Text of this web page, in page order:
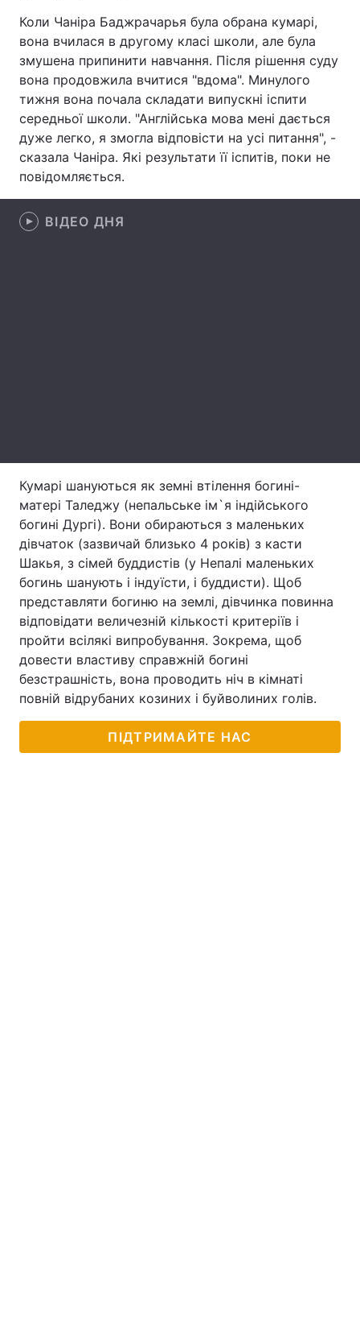
Економіка Світ
Спорт Наука
Техно і зв'язок Лайт
Зброя Інциденти
Здоров'я Туризм
Цікавинки Погода
Послуги
Тема оформлення
Коли Чаніра Баджрачарья була обрана кумарі,
вона вчилася в другому класі школи, але була
змушена припинити навчання. Після рішення суду
вона продовжила вчитися "вдома". Минулого
тижня вона почала складати випускні іспити
середньої школи. "Англійська мова мені дається
дуже легко, я змогла відповісти на усі питання", -
сказала Чаніра. Які результати її іспитів, поки не
повідомляється.
ВІДЕО ДНЯ
Кумарі шануються як земні втілення богині-
матері Таледжу (непальське ім`я індійського
богині Дургі). Вони обираються з маленьких
дівчаток (зазвичай близько 4 років) з касти
Шакья, з сімей буддистів (у Непалі маленьких
богинь шанують і індуїсти, і буддисти). Щоб
представляти богиню на землі, дівчинка повинна
відповідати величезній кількості критеріїв і
пройти всілякі випробування. Зокрема, щоб
довести властиву справжній богині
безстрашність, вона проводить ніч в кімнаті
повній відрубаних козиних і буйволиних голів.
ПІДТРИМАЙТЕ НАС